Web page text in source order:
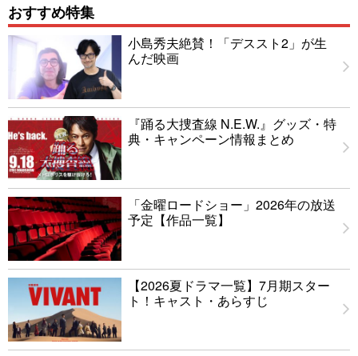
おすすめ特集
小島秀夫絶賛！「デススト2」が生
んだ映画
『踊る大捜査線 N.E.W.』グッズ・特
典・キャンペーン情報まとめ
「金曜ロードショー」2026年の放送
予定【作品一覧】
【2026夏ドラマ一覧】7月期スター
ト！キャスト・あらすじ